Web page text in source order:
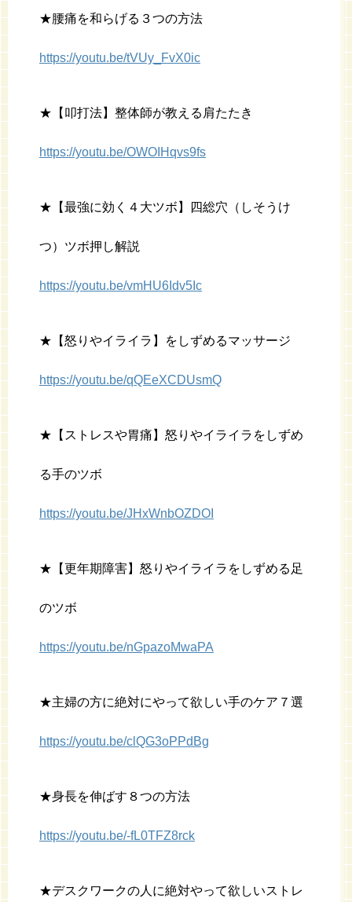
★腰痛を和らげる３つの方法
https://youtu.be/tVUy_FvX0ic
★【叩打法】整体師が教える肩たたき
https://youtu.be/OWOIHqvs9fs
★【最強に効く４大ツボ】四総穴（しそうけ
つ）ツボ押し解説
https://youtu.be/vmHU6Idv5Ic
★【怒りやイライラ】をしずめるマッサージ
https://youtu.be/qQEeXCDUsmQ
★【ストレスや胃痛】怒りやイライラをしずめ
る手のツボ
https://youtu.be/JHxWnbOZDOI
★【更年期障害】怒りやイライラをしずめる足
のツボ
https://youtu.be/nGpazoMwaPA
★主婦の方に絶対にやって欲しい手のケア７選
https://youtu.be/clQG3oPPdBg
★身長を伸ばす８つの方法
https://youtu.be/-fL0TFZ8rck
★デスクワークの人に絶対やって欲しいストレ